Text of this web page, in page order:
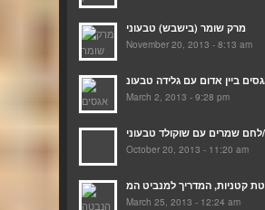
מרק שומר (בישבש) טבעוני
November 20, 2013 - 8:13 am
March 2, 2013 - 9:28 pm
October 20, 2013 - 11:20 am
March 25, 2013 - 12:24 am